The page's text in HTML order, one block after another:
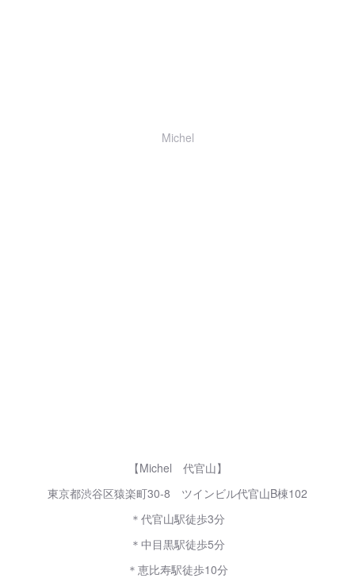
Michel
【Michel 代官山】
東京都渋谷区猿楽町30-8 ツインビル代官山B棟102
＊代官山駅徒歩3分
＊中目黒駅徒歩5分
＊恵比寿駅徒歩10分